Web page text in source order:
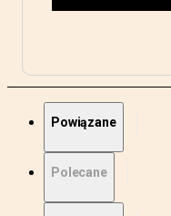
Powiązane
Polecane